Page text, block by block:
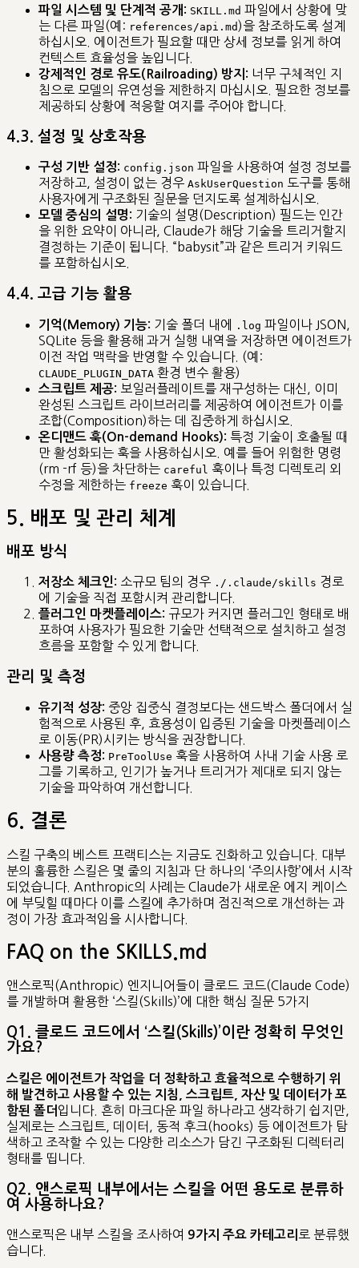
파일 시스템 및 단계적 공개: SKILL.md 파일에서 상황에 맞
는 다른 파일(예: references/api.md )을 참조하도록 설계
하십시오. 에이전트가 필요할 때만 상세 정보를 읽게 하여
컨텍스트 효율성을 높입니다.
강제적인 경로 유도(Railroading) 방지: 너무 구체적인 지
침으로 모델의 유연성을 제한하지 마십시오. 필요한 정보를
제공하되 상황에 적응할 여지를 주어야 합니다.
4.3. 설정 및 상호작용
구성 기반 설정: config.json 파일을 사용하여 설정 정보를
저장하고, 설정이 없는 경우 AskUserQuestion 도구를 통해
사용자에게 구조화된 질문을 던지도록 설계하십시오.
모델 중심의 설명: 기술의 설명(Description) 필드는 인간
을 위한 요약이 아니라, Claude가 해당 기술을 트리거할지
결정하는 기준이 됩니다. “babysit”과 같은 트리거 키워드
를 포함하십시오.
4.4. 고급 기능 활용
기억(Memory) 기능: 기술 폴더 내에 .log 파일이나 JSON,
SQLite 등을 활용해 과거 실행 내역을 저장하면 에이전트가
이전 작업 맥락을 반영할 수 있습니다. (예:
CLAUDE_PLUGIN_DATA 환경 변수 활용)
스크립트 제공: 보일러플레이트를 재구성하는 대신, 이미
완성된 스크립트 라이브러리를 제공하여 에이전트가 이를
조합(Composition)하는 데 집중하게 하십시오.
온디맨드 훅(On-demand Hooks): 특정 기술이 호출될 때
만 활성화되는 훅을 사용하십시오. 예를 들어 위험한 명령
(rm -rf 등)을 차단하는 careful 훅이나 특정 디렉토리 외
수정을 제한하는 freeze 훅이 있습니다.
5. 배포 및 관리 체계
배포 방식
저장소 체크인: 소규모 팀의 경우 ./.claude/skills 경로
에 기술을 직접 포함시켜 관리합니다.
플러그인 마켓플레이스: 규모가 커지면 플러그인 형태로 배
포하여 사용자가 필요한 기술만 선택적으로 설치하고 설정
흐름을 포함할 수 있게 합니다.
관리 및 측정
유기적 성장: 중앙 집중식 결정보다는 샌드박스 폴더에서 실
험적으로 사용된 후, 효용성이 입증된 기술을 마켓플레이스
로 이동(PR)시키는 방식을 권장합니다.
사용량 측정: PreToolUse 훅을 사용하여 사내 기술 사용 로
그를 기록하고, 인기가 높거나 트리거가 제대로 되지 않는
기술을 파악하여 개선합니다.
6. 결론
스킬 구축의 베스트 프랙티스는 지금도 진화하고 있습니다. 대부
분의 훌륭한 스킬은 몇 줄의 지침과 단 하나의 ‘주의사항’에서 시작
되었습니다. Anthropic의 사례는 Claude가 새로운 에지 케이스
에 부딪힐 때마다 이를 스킬에 추가하며 점진적으로 개선하는 과
정이 가장 효과적임을 시사합니다.
FAQ on the SKILLS.md
앤스로픽(Anthropic) 엔지니어들이 클로드 코드(Claude Code)
를 개발하며 활용한 ‘스킬(Skills)’에 대한 핵심 질문 5가지
Q1. 클로드 코드에서 ‘스킬(Skills)’이란 정확히 무엇인
가요?
스킬은 에이전트가 작업을 더 정확하고 효율적으로 수행하기 위
해 발견하고 사용할 수 있는 지침, 스크립트, 자산 및 데이터가 포
함된 폴더 입니다. 흔히 마크다운 파일 하나라고 생각하기 쉽지만,
실제로는 스크립트, 데이터, 동적 후크(hooks) 등 에이전트가 탐
색하고 조작할 수 있는 다양한 리소스가 담긴 구조화된 디렉터리
형태를 띱니다.
Q2. 앤스로픽 내부에서는 스킬을 어떤 용도로 분류하
여 사용하나요?
앤스로픽은 내부 스킬을 조사하여 9가지 주요 카테고리 로 분류했
습니다.